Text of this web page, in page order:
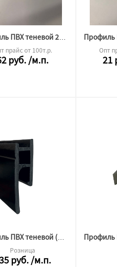
Профиль ПВХ теневой 2,5м (2,0)
прайс от 100т.р.
руб./м.п.
Опт
21
Профиль ПВХ теневой (багет) 2,5м
Розница
руб./м.п.